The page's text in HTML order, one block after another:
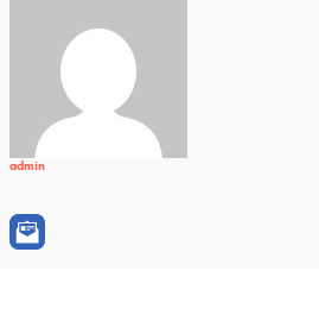
admin